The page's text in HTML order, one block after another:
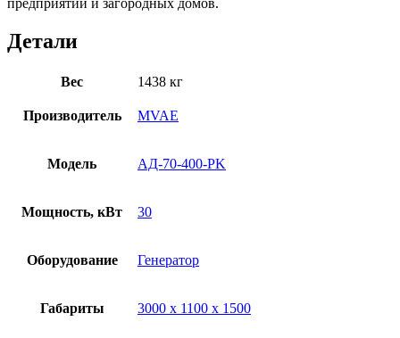
предприятий и загородных домов.
Детали
Вес 1438 кг
Производитель MVAE
Модель АД-70-400-PK
Мощность, кВт 30
Оборудование Генератор
Габариты 3000 х 1100 х 1500